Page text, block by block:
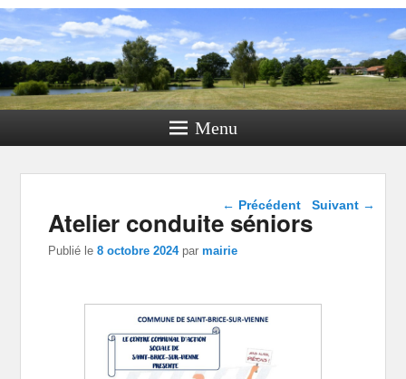
Menu
Navigation dans les
← Précédent Suivant →
Atelier conduite séniors
Publié le8 octobre 2024 parmairie